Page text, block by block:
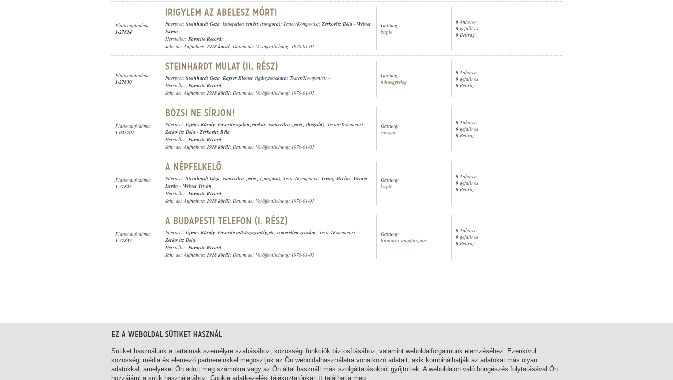
Plattenaufnahme:
1-27824
Interpret: Steinhardt Géza, ismeretlen zenész (zongora); Texter/Komponist: Zerkovitz Béla - Weiner
István
Hersteller: Favorite Record;
Jahr der Aufnahme: 1918 körül; Datum der Veröffentlichung: 1970-01-01
Gattung:
kuplé
0Anhören
0 gefällt es
0 Beitrag
Plattenaufnahme:
1-27830
Interpret: Steinhardt Géza, Kayser Elemér cigányzenekara; Texter/Komponist: -
Hersteller: Favorite Record;
Jahr der Aufnahme: 1918 körül; Datum der Veröffentlichung: 1970-01-01
Gattung:
nótaegyveleg
0 Anhören
0 gefällt es
0 Beitrag
Plattenaufnahme:
1-025701
Interpret: Újváry Károly, Favorite szalonzenekar, ismeretlen zenész (hegedű); Texter/Komponist:
Zerkovitz Béla - Zerkovitz Béla
Hersteller: Favorite Record;
Jahr der Aufnahme: 1918 körül; Datum der Veröffentlichung: 1970-01-01
Gattung:
sanzon
0Anhören
0 gefällt es
0 Beitrag
Plattenaufnahme:
1-27825
Interpret: Steinhardt Géza, ismeretlen zenész (zongora); Texter/Komponist: Irving Berlin, Weiner
István - Weiner István
Hersteller: Favorite Record;
Jahr der Aufnahme: 1918 körül; Datum der Veröffentlichung: 1970-01-01
Gattung:
kuplé
0Anhören
0 gefällt es
0 Beitrag
Plattenaufnahme:
1-27832
Interpret: Újváry Károly, Favorite művészszemélyzete, ismeretlen zenekar; Texter/Komponist:
Zerkovitz Béla
Hersteller: Favorite Record;
Jahr der Aufnahme: 1918 körül; Datum der Veröffentlichung: 1970-01-01
Gattung:
humoros magánszám
0Anhören
0 gefällt es
0 Beitrag
1-18/ insgesamt 18 Treffer 1. Seite
Sütiket használunk a tartalmak személyre szabásához, közösségi funkciók biztosításához, valamint weboldalforgalmunk elemzéséhez. Ezenkívül
közösségi média és elemező partnereinkkel megosztjuk az Ön weboldalhasználatra vonatkozó adatait, akik kombinálhatják az adatokat más olyan
adatokkal, amelyeket Ön adott meg számukra vagy az Ön által használt más szolgáltatásokból gyűjtöttek. A weboldalon való böngészés folytatásával Ön
hozzájárul a sütik használatához. Cookie adatkezelési tájékoztatónkat itt találhatja meg.